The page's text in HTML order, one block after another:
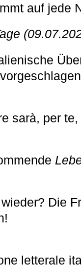
auf jede
sarà, per
Die
letterale